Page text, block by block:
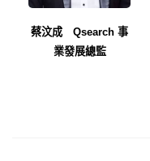
蔡汶成 Qsearch 事
業發展總監